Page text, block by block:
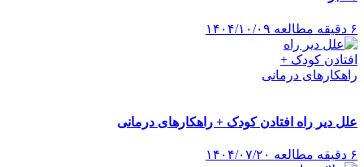
۶ دقیقه مطالعه ۱۴۰۴/۱۰/۰۹
علل دیر راه افتادن کودک + راهکارهای درمانی
۶ دقیقه مطالعه ۱۴۰۴/۰۷/۲۰